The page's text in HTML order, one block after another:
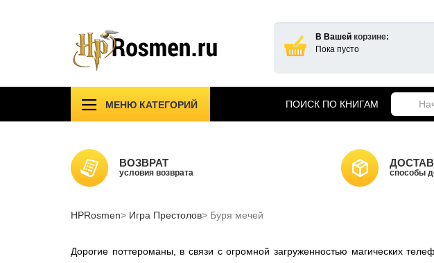
В Вашей корзине:
Пока пусто
МЕНЮ КАТЕГОРИЙ
Подарочные издания
Учебники Хогвартса
Атрибутика Гарри Поттер
Одежда Гарри Поттер
Вселенная MARVEL
ПОИСК ПО КНИГАМ
ВОЗВРАТ
условия возврата способы
HPRosmen Игра Престолов Буря мечей
Дорогие поттероманы, в связи с огромной загруженностью магических